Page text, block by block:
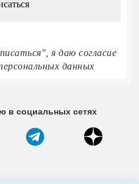
я даю согласие
данных
в социальных сетях